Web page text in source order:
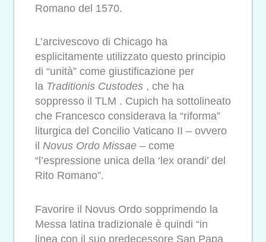
Romano del 1570.
L’arcivescovo di Chicago ha
esplicitamente utilizzato questo principio
di “unità” come giustificazione per
la Traditionis Custodes , che ha
soppresso il TLM . Cupich ha sottolineato
che Francesco considerava la “riforma”
liturgica del Concilio Vaticano II – ovvero
il Novus Ordo Missae – come
“l’espressione unica della ‘lex orandi’ del
Rito Romano”.
Favorire il Novus Ordo sopprimendo la
Messa latina tradizionale è quindi “in
linea con il suo predecessore San Papa